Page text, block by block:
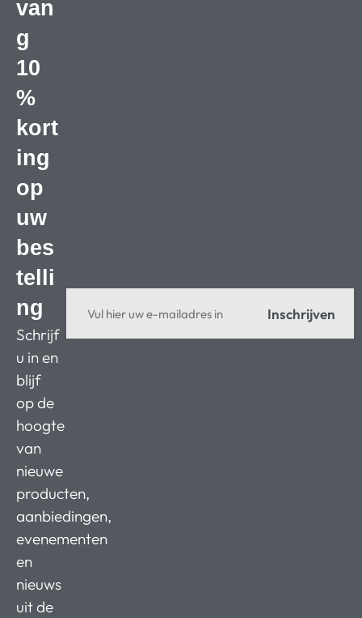
van
g
10
%
kort
ing
op
uw
bes
telli
ng
Schrijf
u in en
blijf
op de
hoogte
van
nieuwe
producten,
aanbiedingen,
evenementen
en
nieuws
uit de
Inschrijven